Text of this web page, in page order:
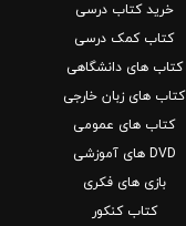
خرید کتاب درسی
کتاب کمک درسی
کتاب های دانشگاهی
کتاب های زبان خارجی
کتاب های عمومی
DVD های آموزشی
بازی های فکری
کتاب کنکور